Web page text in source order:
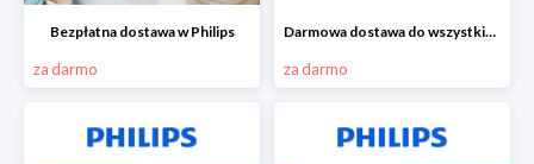
Bezpłatna dostawa w Philips
za darmo
Darmowa dostawa do wszystkich zamówień w Philips
za darmo